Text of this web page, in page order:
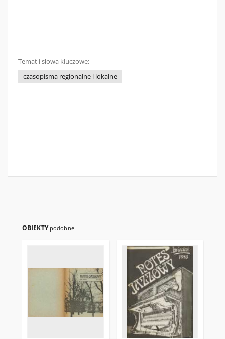
Temat i słowa kluczowe:
czasopisma regionalne i lokalne
OBIEKTY podobne